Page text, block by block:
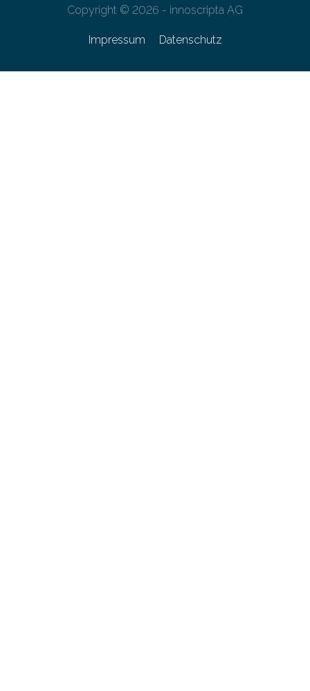
Copyright © 2026 - innoscripta AG
Impressum Datenschutz